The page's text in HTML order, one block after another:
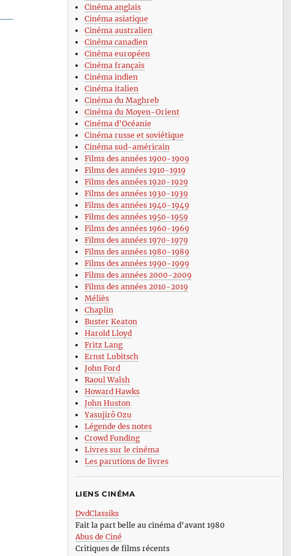
Cinéma anglais
Cinéma asiatique
Cinéma australien
Cinéma canadien
Cinéma européen
Cinéma français
Cinéma indien
Cinéma italien
Cinéma du Maghreb
Cinéma du Moyen-Orient
Cinéma d’Océanie
Cinéma russe et soviétique
Cinéma sud-américain
Films des années 1900-1909
Films des années 1910-1919
Films des années 1920-1929
Films des années 1930-1939
Films des années 1940-1949
Films des années 1950-1959
Films des années 1960-1969
Films des années 1970-1979
Films des années 1980-1989
Films des années 1990-1999
Films des années 2000-2009
Films des années 2010-2019
Méliès
Chaplin
Buster Keaton
Harold Lloyd
Fritz Lang
Ernst Lubitsch
John Ford
Raoul Walsh
Howard Hawks
John Huston
Yasujirô Ozu
Légende des notes
Crowd Funding
Livres sur le cinéma
Les parutions de livres
LIENS CINÉMA
DvdClassiks
Fait la part belle au cinéma d’avant 1980
Abus de Ciné
Critiques de films récents